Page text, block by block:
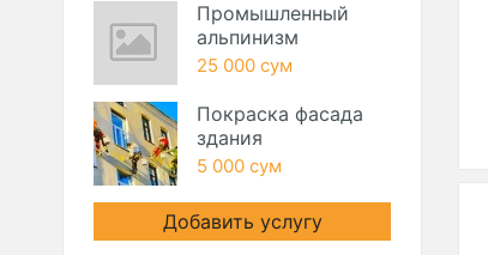
Промышленный
альпинизм
25 000 сум
Покраска фасада
здания
5 000 сум
Добавить услугу